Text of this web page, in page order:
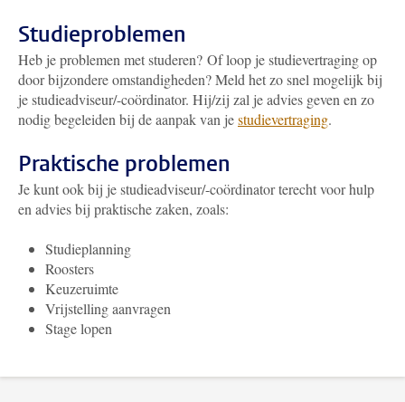
Studieproblemen
Heb je problemen met studeren? Of loop je studievertraging op
door bijzondere omstandigheden? Meld het zo snel mogelijk bij
je studieadviseur/-coördinator. Hij/zij zal je advies geven en zo
nodig begeleiden bij de aanpak van jestudievertraging.
Praktische problemen
Je kunt ook bij je studieadviseur/-coördinator terecht voor hulp
en advies bij praktische zaken, zoals:
Studieplanning
Roosters
Keuzeruimte
Vrijstelling aanvragen
Stage lopen